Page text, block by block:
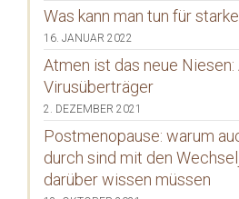
Was kann man tun für
16. JANUAR 2022
Atmen ist das neue
Virusüberträger
2. DEZEMBER 2021
Postmenopause: warum
durch sind mit den
darüber wissen müssen